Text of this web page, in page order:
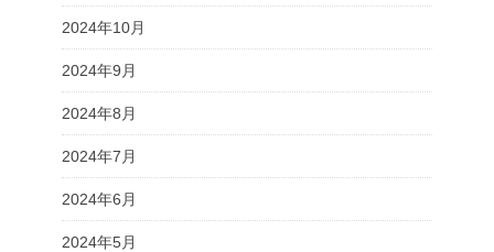
2024年10月
2024年9月
2024年8月
2024年7月
2024年6月
2024年5月